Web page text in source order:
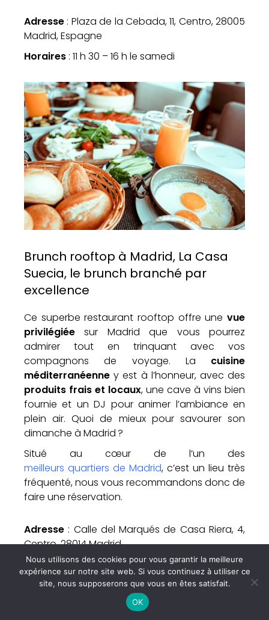
Adresse : Plaza de la Cebada, 11, Centro, 28005
Madrid, Espagne
Horaires : 11 h 30 – 16 h le samedi
Brunch rooftop à Madrid, La Casa
Suecia, le brunch branché par
excellence
Ce superbe restaurant rooftop offre une vue
privilégiée sur Madrid que vous pourrez
admirer tout en trinquant avec vos
compagnons de voyage. La cuisine
méditerranéenne y est à l’honneur, avec des
produits frais et locaux, une cave à vins bien
fournie et un DJ pour animer l’ambiance en
plein air. Quoi de mieux pour savourer son
dimanche à Madrid ?
Situé au cœur de l’un des
meilleurs quartiers de Madrid, c’est un lieu très
fréquenté, nous vous recommandons donc de
faire une réservation.
Adresse : Calle del Marqués de Casa Riera, 4,
Centro, 28014 Madrid
Horaires: 8 h – 14 h le samedi
Le "Perfect Brunch" de Raimon Freixa
Nous utilisons des cookies pour vous garantir la meilleure
expérience sur notre site web. Si vous continuez à utiliser ce
site, nous supposerons que vous en êtes satisfait.
OK